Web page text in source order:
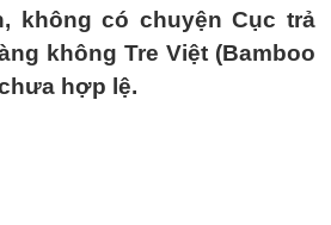
không có chuyện Cục trả
không Tre Việt (Bamboo
hợp lệ.